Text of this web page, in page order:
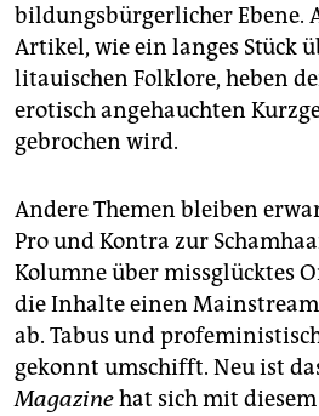
bildungsbürgerlicher Ebene.
Artikel, wie ein langes Stück
litauischen Folklore, heben
erotisch angehauchten
gebrochen wird.
Andere Themen bleiben
Pro und Kontra zur
Kolumne über missglücktes
die Inhalte einen
ab. Tabus und
gekonnt umschifft. Neu ist
Magazinehat sich mit